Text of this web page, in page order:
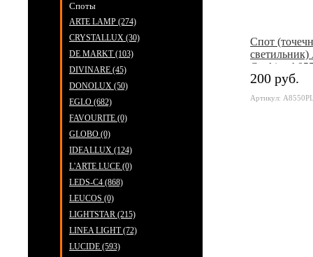
Споты
ARTE LAMP (274)
CRYSTALLUX (30)
DE MARKT (103)
DIVINARE (45)
DONOLUX (50)
EGLO (682)
FAVOURITE (0)
GLOBO (0)
IDEALLUX (124)
L'ARTE LUCE (0)
LEDS-C4 (868)
LEUCOS (0)
LIGHTSTAR (215)
LINEA LIGHT (72)
LUCIDE (593)
Cпот
светильник)
Cool ice
200 руб.
Артикул: